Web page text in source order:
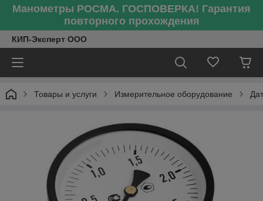
Манометры РОСМА. ГОСПОВЕРКА! Гарантия
повторного прохождения
КИП-Эксперт ООО
Товары и услуги Измерительное оборудование